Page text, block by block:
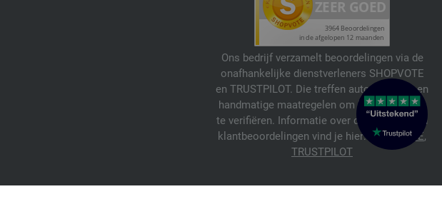
Ons bedrijf verzamelt beoordelingen via de
onafhankelijke dienstverleners SHOPVOTE
en TRUSTPILOT. Die treffen automatische en
handmatige maatregelen om beoordelingen
te verifiëren. Informatie over de echtheid van
klantbeoordelingen vind je hier: SHOPVOTE,
TRUSTPILOT